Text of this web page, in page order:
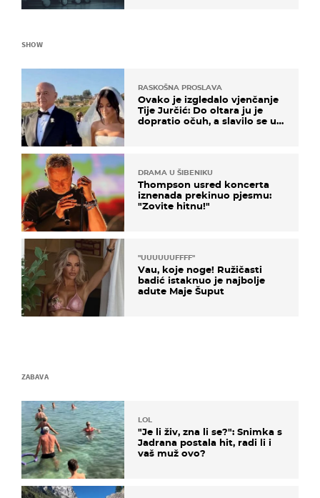
SHOW
RASKOŠNA PROSLAVA
Ovako je izgledalo vjenčanje
Tije Jurčić: Do oltara ju je
dopratio očuh, a slavilo se uz
DRAMA U ŠIBENIKU
Thompson usred koncerta
iznenada prekinuo pjesmu:
"Zovite hitnu!"
"UUUUUUFFFF"
Vau, koje noge! Ružičasti
badić istaknuo je najbolje
adute Maje Šuput
ZABAVA
LOL
"Je li živ, zna li se?": Snimka s
Jadrana postala hit, radi li i
vaš muž ovo?